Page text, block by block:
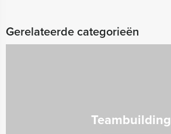
Gerelateerde categorieën
Teambuilding